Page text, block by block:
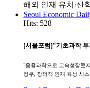
해외 인재 유치·산
Seoul Economic
Hits: 528
[서울포럼]"기초과학
"응용과학으로 고속성장했
정부, 창의적 인재 육성 시